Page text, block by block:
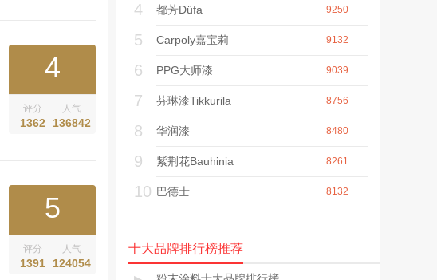
4
评分
1362
人气
136842
5
评分
1391
人气
124054
品质为目标，以技术
开发，最大程度满足
立邦业务范围广泛，
中的建筑涂料、汽车
料、卷材涂料、重防
腐涂料、粉末涂料等
4 9250
都芳Düfa
5 9132
Carpoly嘉宝莉
6 9039
PPG大师漆
7 8756
芬琳漆Tikkurila
8 8480
华润漆
9 8261
紫荆花Bauhinia
10 8132
巴德士
十大品牌排行榜推荐